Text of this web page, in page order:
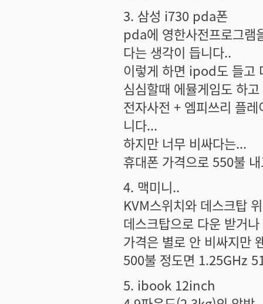
3. 삼성 i730 pda폰
pda에 영한사전프로그램
다는 생각이 듭니다..
이렇게 하면 ipod도 들고
심심할때 에뮬게임도 하
전자사전 + 엠피쓰리 플
니다...
하지만 너무 비싸다는...
휴대폰 가격으로 550불
4. 맥미니..
KVM스위치와 데스크탑
데스크탑으로 다운 받거
가격은 별로 안 비싸지만
500불 정도면 1.25GHz
5. ibook 12inch